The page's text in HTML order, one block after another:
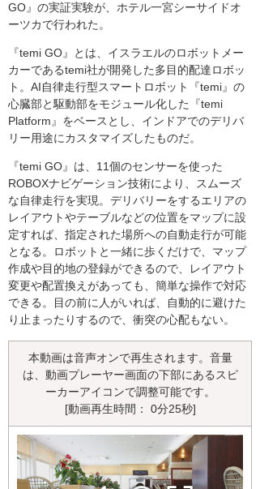
GO』の実証実験が、ホテル一宮シーサイドオ
ーツカで行われた。
『temi GO』とは、イスラエルのロボットメー
カーであるtemi社が開発した多目的配達ロボッ
ト。AI自律走行型スマートロボット『temi』の
心臓部と駆動部をモジュール化した『temi
Platform』をベースとし、インドアでのデリバ
リー用途にカスタマイズしたものだ。
『temi GO』は、11個のセンサーを使った
ROBOXナビゲーション技術により、スムーズ
な自律走行を実現。デリバリーをするエリアの
レイアウトやテーブルなどの位置をマップに設
定すれば、指定された場所への自動走行が可能
となる。ロボットと一緒に歩くだけで、マップ
作成や目的地の登録ができるので、レイアウト
変更や配置換えがあっても、簡単な操作で対応
できる。目の前に人がいれば、自動的に避けた
り止まったりするので、衝突の心配もない。
本動画は音声オンで再生されます。音量
は、動画プレーヤー画面の下部にあるスピ
ーカーアイコンで調整可能です。
[動画再生時間： 0分25秒]